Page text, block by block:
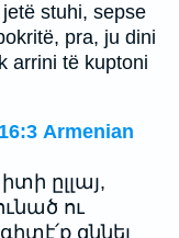
stuhi, sepse
pra, ju dini
arrini të kuptoni
Armenian
ըլլայ,
ու
զննել